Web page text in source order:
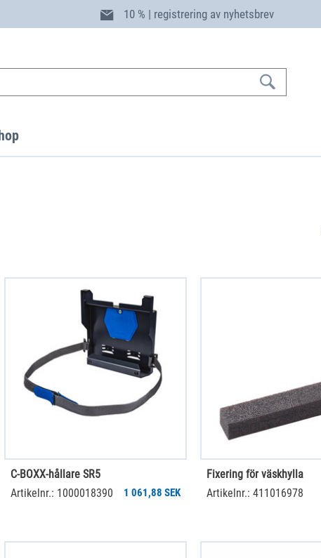
10 % | registrering av nyhetsbrev
C-BOXX-hållare SR5
Artikelnr.: 1000018390
1 061,88 SEK
Fixering för väskhylla
Artikelnr.: 411016978